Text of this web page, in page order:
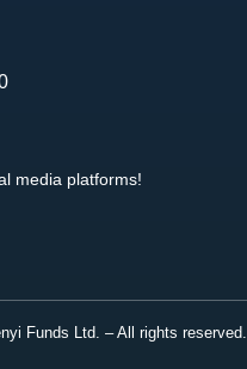
media platforms!
Funds Ltd. – All rights reserved.